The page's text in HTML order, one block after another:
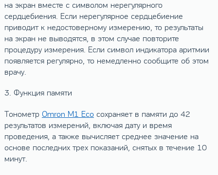
на экран вместе с символом нерегулярного
сердцебиения. Если нерегулярное сердцебиение
приводит к недостоверному измерению, то результаты
на экран не выводятся, в этом случае повторите
процедуру измерения. Если символ индикатора аритмии
появляется регулярно, то немедленно сообщите об этом
врачу.
3. Функция памяти
Тонометр Omron M1 Ecoсохраняет в памяти до 42
результатов измерений, включая дату и время
проведения, а также вычисляет среднее значение на
основе последних трех показаний, снятых в течение 10
минут.